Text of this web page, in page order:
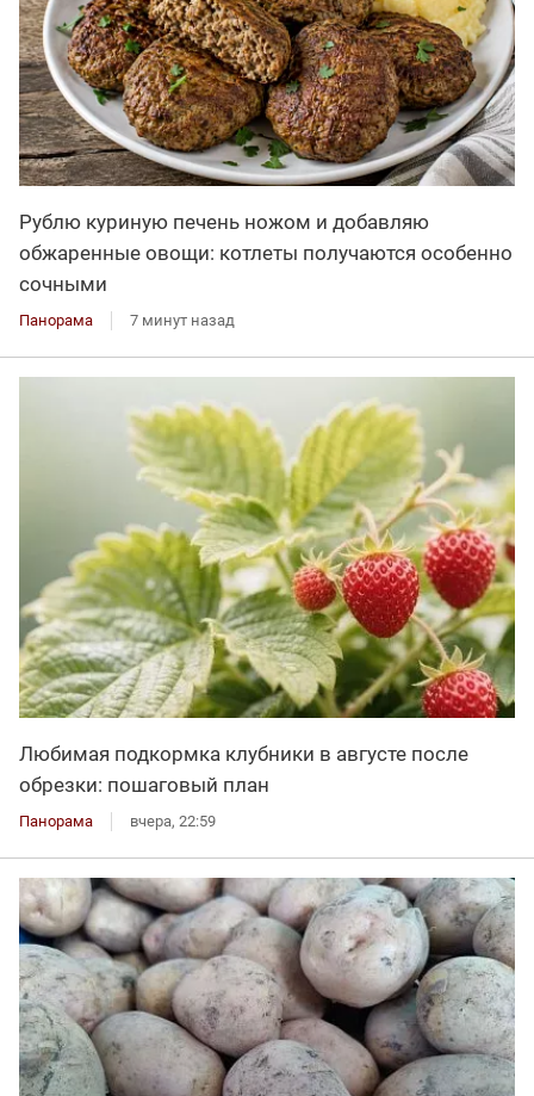
Рублю куриную печень ножом и добавляю
обжаренные овощи: котлеты получаются особенно
сочными
Панорама 7 минут назад
Любимая подкормка клубники в августе после
обрезки: пошаговый план
Панорама вчера, 22:59